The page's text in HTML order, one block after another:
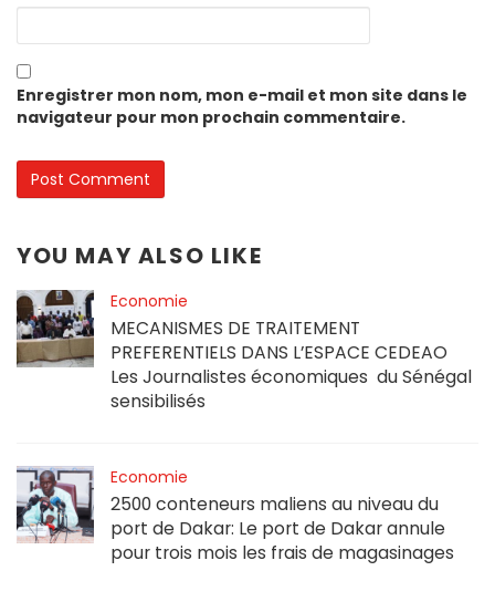
Enregistrer mon nom, mon e-mail et mon site dans le
navigateur pour mon prochain commentaire.
YOU MAY ALSO LIKE
Economie
MECANISMES DE TRAITEMENT
PREFERENTIELS DANS L’ESPACE CEDEAO
Les Journalistes économiques du Sénégal
sensibilisés
Economie
2500 conteneurs maliens au niveau du
port de Dakar: Le port de Dakar annule
pour trois mois les frais de magasinages